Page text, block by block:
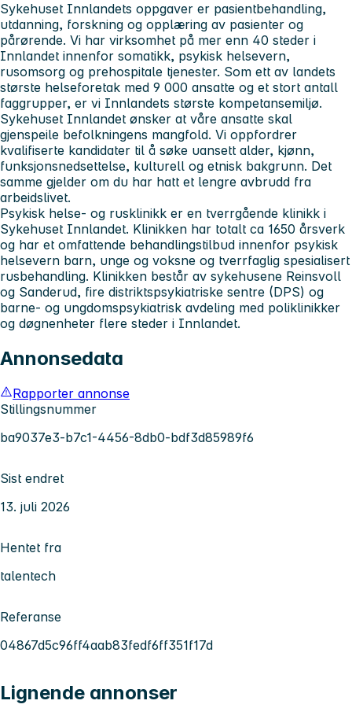
Sykehuset Innlandets oppgaver er pasientbehandling,
utdanning, forskning og opplæring av pasienter og
pårørende. Vi har virksomhet på mer enn 40 steder i
Innlandet innenfor somatikk, psykisk helsevern,
rusomsorg og prehospitale tjenester. Som ett av landets
største helseforetak med 9 000 ansatte og et stort antall
faggrupper, er vi Innlandets største kompetansemiljø.
Sykehuset Innlandet ønsker at våre ansatte skal
gjenspeile befolkningens mangfold. Vi oppfordrer
kvalifiserte kandidater til å søke uansett alder, kjønn,
funksjonsnedsettelse, kulturell og etnisk bakgrunn. Det
samme gjelder om du har hatt et lengre avbrudd fra
arbeidslivet.
Psykisk helse- og rusklinikk er en tverrgående klinikk i
Sykehuset Innlandet. Klinikken har totalt ca 1650 årsverk
og har et omfattende behandlingstilbud innenfor psykisk
helsevern barn, unge og voksne og tverrfaglig spesialisert
rusbehandling. Klinikken består av sykehusene Reinsvoll
og Sanderud, fire distriktspsykiatriske sentre (DPS) og
barne- og ungdomspsykiatrisk avdeling med poliklinikker
og døgnenheter flere steder i Innlandet.
Annonsedata
Rapporter annonse
Stillingsnummer
ba9037e3-b7c1-4456-8db0-bdf3d85989f6
Sist endret
13. juli 2026
Hentet fra
talentech
Referanse
04867d5c96ff4aab83fedf6ff351f17d
Lignende annonser